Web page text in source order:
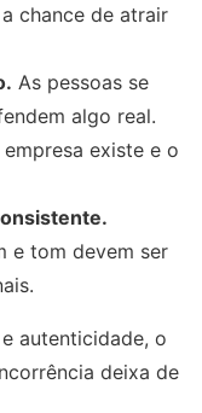
chance de atrair
As pessoas se
algo real.
existe e o
e tom devem ser
autenticidade, o
deixa de